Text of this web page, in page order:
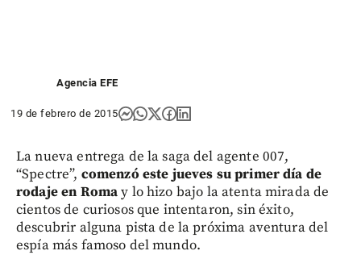
Agencia EFE
19 de febrero de 2015
La nueva entrega de la saga del agente 007,
“Spectre”, comenzó este jueves su primer día de
rodaje en Romay lo hizo bajo la atenta mirada de
cientos de curiosos que intentaron, sin éxito,
descubrir alguna pista de la próxima aventura del
espía más famoso del mundo.